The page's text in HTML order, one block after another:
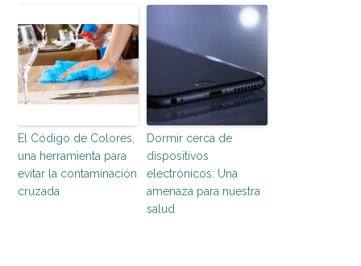
El Código de Colores,
una herramienta para
evitar la contaminación
cruzada
Dormir cerca de
dispositivos
electrónicos: Una
amenaza para nuestra
salud